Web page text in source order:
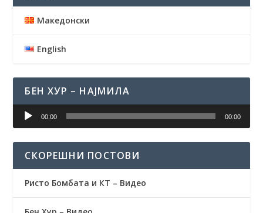
Македонски
English
БЕН ХУР – НАЈМИЛА
Аудио
плејер
00:00 00:00
СКОРЕШНИ ПОСТОВИ
Ристо Бомбата и КТ – Видео